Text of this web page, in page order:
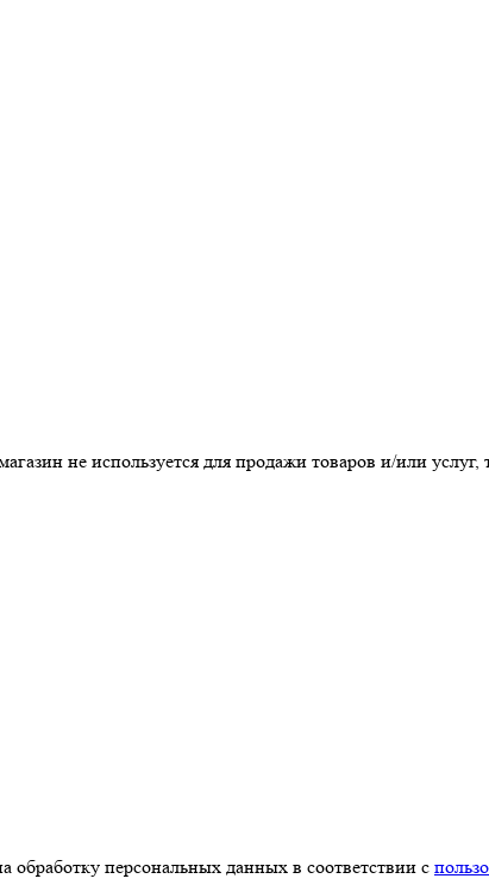
не используется для продажи товаров и/или услуг,
персональных данных в соответствии с